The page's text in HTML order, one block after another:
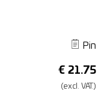
Pin
€ 21.75
(excl. VAT.)